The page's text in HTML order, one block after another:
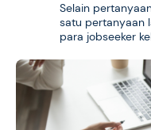
Selain
satu pertanyaan
para jobseeker